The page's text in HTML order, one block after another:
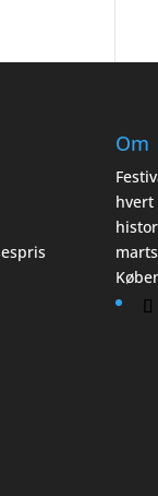
Om